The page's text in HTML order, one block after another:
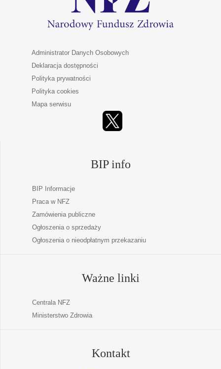
Administrator Danych Osobowych
Deklaracja dostępności
Polityka prywatności
Polityka cookies
Mapa serwisu
BIP info
BIP Informacje
Praca w NFZ
Zamówienia publiczne
Ogłoszenia o sprzedaży
Ogłoszenia o nieodpłatnym przekazaniu
Ważne linki
Centrala NFZ
Ministerstwo Zdrowia
Kontakt